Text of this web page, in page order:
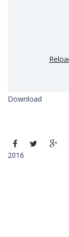
Download
2016